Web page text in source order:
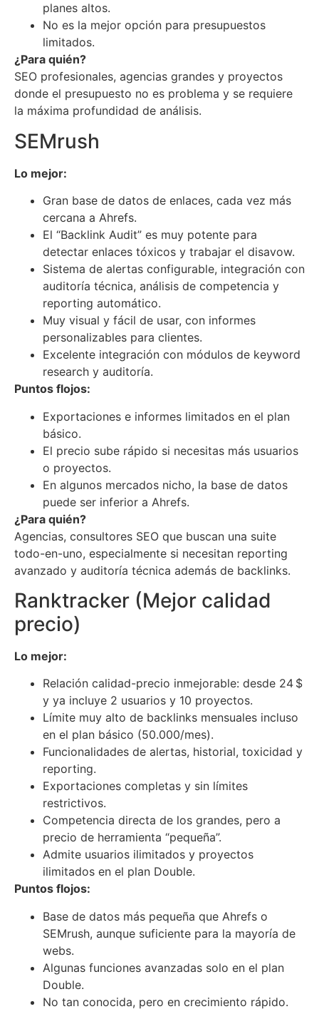
planes altos.
No es la mejor opción para presupuestos
limitados.
¿Para quién?
SEO profesionales, agencias grandes y proyectos
donde el presupuesto no es problema y se requiere
la máxima profundidad de análisis.
SEMrush
Lo mejor:
Gran base de datos de enlaces, cada vez más
cercana a Ahrefs.
El “Backlink Audit” es muy potente para
detectar enlaces tóxicos y trabajar el disavow.
Sistema de alertas configurable, integración con
auditoría técnica, análisis de competencia y
reporting automático.
Muy visual y fácil de usar, con informes
personalizables para clientes.
Excelente integración con módulos de keyword
research y auditoría.
Puntos flojos:
Exportaciones e informes limitados en el plan
básico.
El precio sube rápido si necesitas más usuarios
o proyectos.
En algunos mercados nicho, la base de datos
puede ser inferior a Ahrefs.
¿Para quién?
Agencias, consultores SEO que buscan una suite
todo-en-uno, especialmente si necesitan reporting
avanzado y auditoría técnica además de backlinks.
Ranktracker (Mejor calidad
precio)
Lo mejor:
Relación calidad-precio inmejorable: desde 24 $
y ya incluye 2 usuarios y 10 proyectos.
Límite muy alto de backlinks mensuales incluso
en el plan básico (50.000/mes).
Funcionalidades de alertas, historial, toxicidad y
reporting.
Exportaciones completas y sin límites
restrictivos.
Competencia directa de los grandes, pero a
precio de herramienta “pequeña”.
Admite usuarios ilimitados y proyectos
ilimitados en el plan Double.
Puntos flojos:
Base de datos más pequeña que Ahrefs o
SEMrush, aunque suficiente para la mayoría de
webs.
Algunas funciones avanzadas solo en el plan
Double.
No tan conocida, pero en crecimiento rápido.